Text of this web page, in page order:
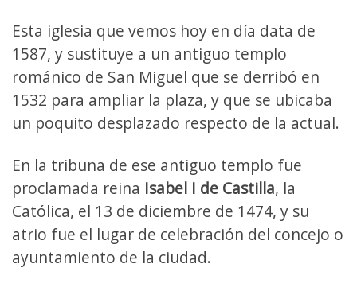
Esta iglesia que vemos hoy en día data de
1587, y sustituye a un antiguo templo
románico de San Miguel que se derribó en
1532 para ampliar la plaza, y que se ubicaba
un poquito desplazado respecto de la actual.
En la tribuna de ese antiguo templo fue
proclamada reina Isabel I de Castilla, la
Católica, el 13 de diciembre de 1474, y su
atrio fue el lugar de celebración del concejo o
ayuntamiento de la ciudad.